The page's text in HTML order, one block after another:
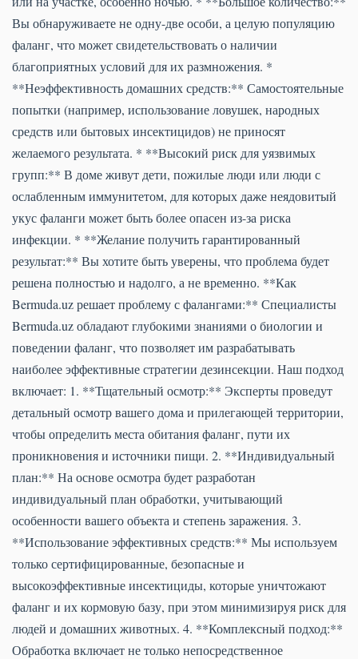
Вы обнаруживаете не одну-две особи, а целую популяцию
фаланг, что может свидетельствовать о наличии
благоприятных условий для их размножения. *
**Неэффективность домашних средств:** Самостоятельные
попытки (например, использование ловушек, народных
средств или бытовых инсектицидов) не приносят
желаемого результата. * **Высокий риск для уязвимых
групп:** В доме живут дети, пожилые люди или люди с
ослабленным иммунитетом, для которых даже неядовитый
укус фаланги может быть более опасен из-за риска
инфекции. * **Желание получить гарантированный
результат:** Вы хотите быть уверены, что проблема будет
решена полностью и надолго, а не временно. **Как
Bermuda.uz решает проблему с фалангами:** Специалисты
Bermuda.uz обладают глубокими знаниями о биологии и
поведении фаланг, что позволяет им разрабатывать
наиболее эффективные стратегии дезинсекции. Наш подход
включает: 1. **Тщательный осмотр:** Эксперты проведут
детальный осмотр вашего дома и прилегающей территории,
чтобы определить места обитания фаланг, пути их
проникновения и источники пищи. 2. **Индивидуальный
план:** На основе осмотра будет разработан
индивидуальный план обработки, учитывающий
особенности вашего объекта и степень заражения. 3.
**Использование эффективных средств:** Мы используем
только сертифицированные, безопасные и
высокоэффективные инсектициды, которые уничтожают
фаланг и их кормовую базу, при этом минимизируя риск для
людей и домашних животных. 4. **Комплексный подход:**
Обработка включает не только непосредственное